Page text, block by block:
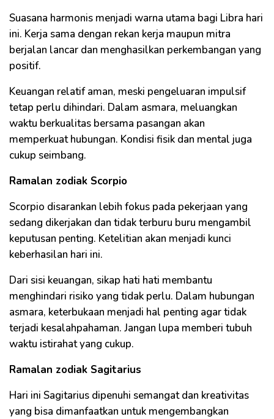
Suasana harmonis menjadi warna utama bagi Libra hari
ini. Kerja sama dengan rekan kerja maupun mitra
berjalan lancar dan menghasilkan perkembangan yang
positif.
Keuangan relatif aman, meski pengeluaran impulsif
tetap perlu dihindari. Dalam asmara, meluangkan
waktu berkualitas bersama pasangan akan
memperkuat hubungan. Kondisi fisik dan mental juga
cukup seimbang.
Ramalan zodiak Scorpio
Scorpio disarankan lebih fokus pada pekerjaan yang
sedang dikerjakan dan tidak terburu buru mengambil
keputusan penting. Ketelitian akan menjadi kunci
keberhasilan hari ini.
Dari sisi keuangan, sikap hati hati membantu
menghindari risiko yang tidak perlu. Dalam hubungan
asmara, keterbukaan menjadi hal penting agar tidak
terjadi kesalahpahaman. Jangan lupa memberi tubuh
waktu istirahat yang cukup.
Ramalan zodiak Sagitarius
Hari ini Sagitarius dipenuhi semangat dan kreativitas
yang bisa dimanfaatkan untuk mengembangkan